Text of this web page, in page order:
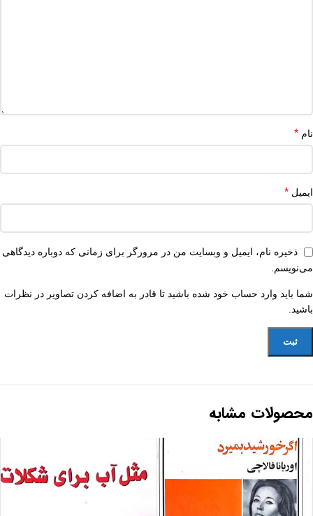
نام *
ایمیل *
ذخیره نام، ایمیل و وبسایت من در مرورگر برای زمانی که دوباره دیدگاهی
می‌نویسم.
شما باید وارد حساب خود شده باشید تا قادر به اضافه کردن تصاویر در نظرات
باشید.
محصولات مشابه